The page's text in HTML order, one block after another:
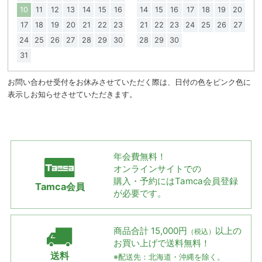
10
11 12 13 14 15
16
17
18 19 20 21 22
23
24
25 26 27 28 29
30
31
14
15 16 17 18 19
20
21
22 23 24 25 26
27
28
29 30
お問い合わせ受付をお休みさせていただく際は、日付の色をピンク色に
表示しお知らせさせていただきます。
Tamca会員
年会費無料！
オンラインサイトでの
購入・予約にはTamca会員登録
が必要です。
送料
商品合計 15,000円 （税込） 以上の
お買い上げで送料無料！
※配送先：北海道・沖縄を除く。